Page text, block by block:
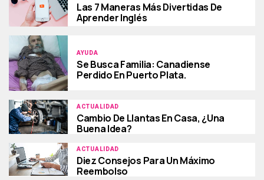
Las 7 Maneras Más Divertidas De
Aprender Inglés
AYUDA
Se Busca Familia: Canadiense
Perdido En Puerto Plata.
ACTUALIDAD
Cambio De Llantas En Casa, ¿una
Buena Idea?
ACTUALIDAD
Diez Consejos Para Un Máximo
Reembolso